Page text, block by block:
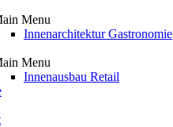
Menu
Innenarchitektur Gastronomie
Menu
Innenausbau Retail